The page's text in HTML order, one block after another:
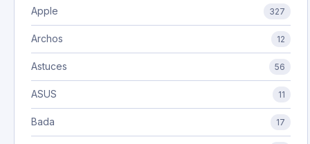
Apple 327
Archos 12
Astuces 56
ASUS 11
Bada 17